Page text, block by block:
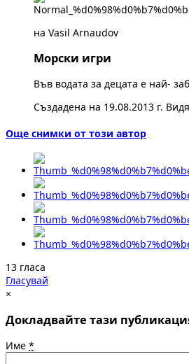
на Vasil Arnaudov
Морски игри
Във водата за децата е най-
Създадена на 19.08.2013 г.
Още снимки от този автор
13 гласа
Гласувай
×
Докладвайте тази
Име *